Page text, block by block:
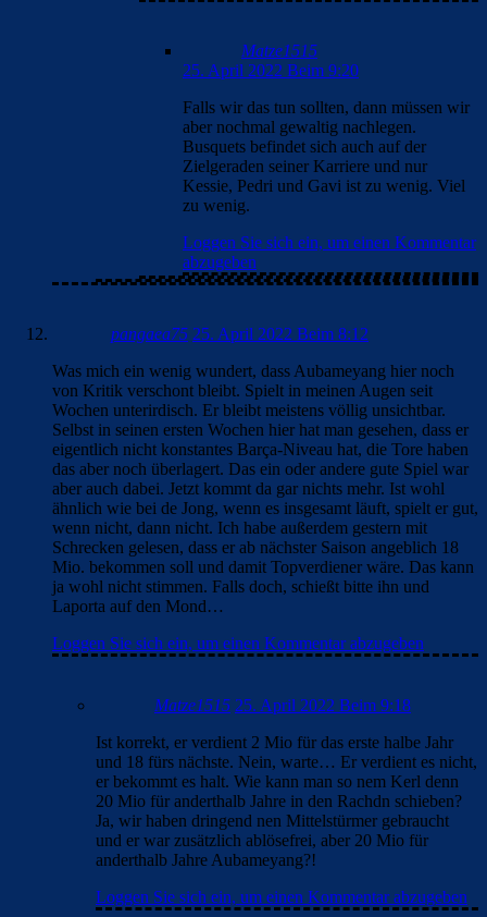
Matze1515
25. April 2022 Beim 9:20
Falls wir das tun sollten, dann müssen wir
aber nochmal gewaltig nachlegen.
Busquets befindet sich auch auf der
Zielgeraden seiner Karriere und nur
Kessie, Pedri und Gavi ist zu wenig. Viel
zu wenig.
Loggen Sie sich ein, um einen Kommentar
abzugeben
pangaea75 25. April 2022 Beim 8:12
Was mich ein wenig wundert, dass Aubameyang hier noch
von Kritik verschont bleibt. Spielt in meinen Augen seit
Wochen unterirdisch. Er bleibt meistens völlig unsichtbar.
Selbst in seinen ersten Wochen hier hat man gesehen, dass er
eigentlich nicht konstantes Barça-Niveau hat, die Tore haben
das aber noch überlagert. Das ein oder andere gute Spiel war
aber auch dabei. Jetzt kommt da gar nichts mehr. Ist wohl
ähnlich wie bei de Jong, wenn es insgesamt läuft, spielt er gut,
wenn nicht, dann nicht. Ich habe außerdem gestern mit
Schrecken gelesen, dass er ab nächster Saison angeblich 18
Mio. bekommen soll und damit Topverdiener wäre. Das kann
ja wohl nicht stimmen. Falls doch, schießt bitte ihn und
Laporta auf den Mond…
Loggen Sie sich ein, um einen Kommentar abzugeben
Matze1515 25. April 2022 Beim 9:18
Ist korrekt, er verdient 2 Mio für das erste halbe Jahr
und 18 fürs nächste. Nein, warte… Er verdient es nicht,
er bekommt es halt. Wie kann man so nem Kerl denn
20 Mio für anderthalb Jahre in den Rachdn schieben?
Ja, wir haben dringend nen Mittelstürmer gebraucht
und er war zusätzlich ablösefrei, aber 20 Mio für
anderthalb Jahre Aubameyang?!
Loggen Sie sich ein, um einen Kommentar abzugeben